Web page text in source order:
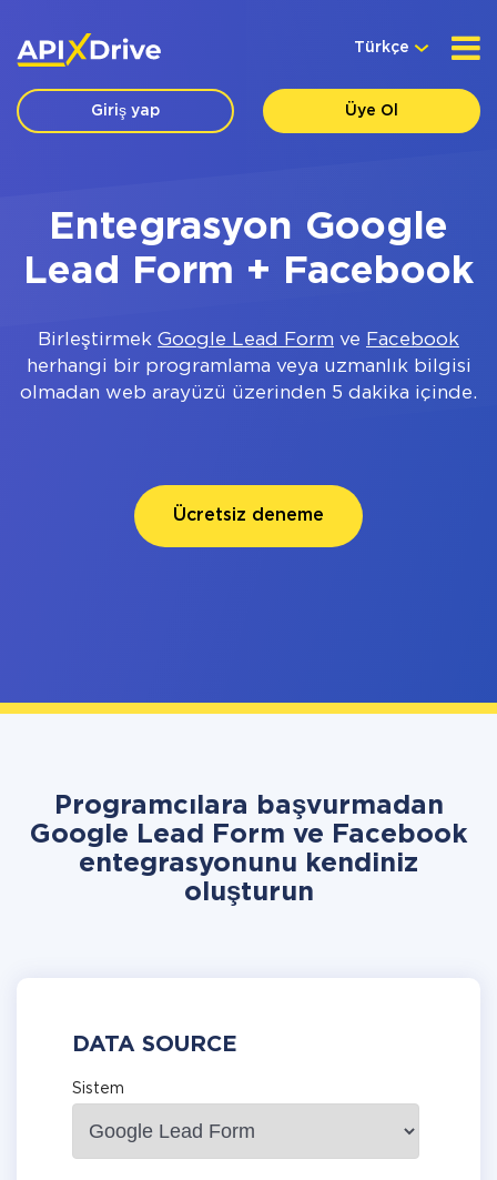
Türkçe
Giriş yap Üye Ol
Entegrasyon Google
Lead Form + Facebook
Birleştirmek Google Lead Form ve Facebook
herhangi bir programlama veya uzmanlık bilgisi
olmadan web arayüzü üzerinden 5 dakika içinde.
Ücretsiz deneme
Programcılara başvurmadan
Google Lead Form ve Facebook
entegrasyonunu kendiniz
oluşturun
DATA SOURCE
Sistem